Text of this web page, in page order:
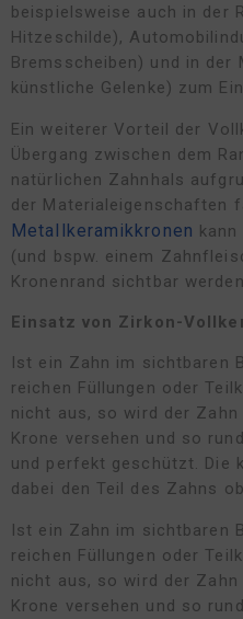
beispielsweise auch in der
Hitzeschilde),
Bremsscheiben) und in der
künstliche Gelenke) zum
Ein weiterer Vorteil der
Übergang zwischen dem
natürlichen Zahnhals
der Materialeigenschaften
Metallkeramikkronen
(und bspw. einem
Kronenrand sichtbar werden.
Einsatz von Zirkon-
Ist ein Zahn im sichtbaren
reichen Füllungen oder
nicht aus, so wird der
Krone versehen und so
und perfekt geschützt. Die
dabei den Teil des Zahns
Ist ein Zahn im sichtbaren
reichen Füllungen oder
nicht aus, so wird der
Krone versehen und so